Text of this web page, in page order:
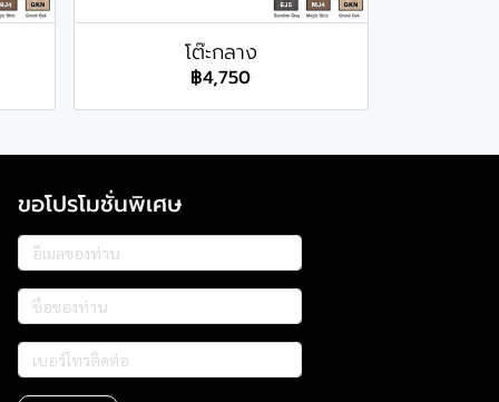
โต๊ะกลาง
฿4,750
ขอโปรโมชั่นพิเศษ